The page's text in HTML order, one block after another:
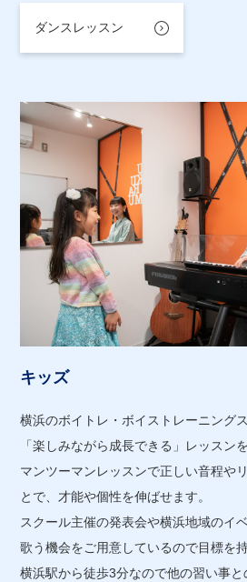
ダンスレッスン
キッズ
横浜のボイトレ・ボイストレーニング
「楽しみながら成長できる」レッスン
マンツーマンレッスンで正しい音程や
とで、才能や個性を伸ばせます。
スクール主催の発表会や横浜地域のイ
歌う機会をご用意しているので目標を
横浜駅から徒歩3分なので他の習い事